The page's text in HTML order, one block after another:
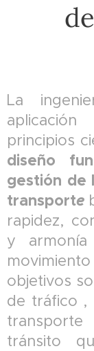
La
principios
diseño
gestión de
transporte
rapidez,
y
objetivos
de tráfico ,
tránsito